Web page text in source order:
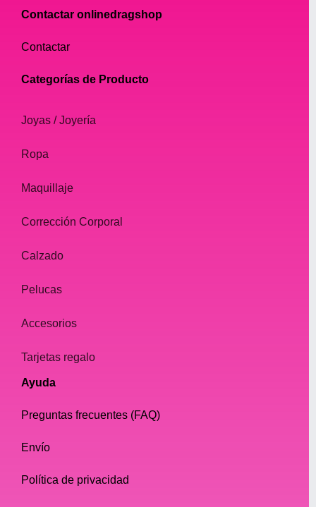
Contactar onlinedragshop
Contactar
Categorías de Producto
Joyas / Joyería
Ropa
Maquillaje
Corrección Corporal
Calzado
Pelucas
Accesorios
Tarjetas regalo
Ayuda
Preguntas frecuentes (FAQ)
Envío
Política de privacidad